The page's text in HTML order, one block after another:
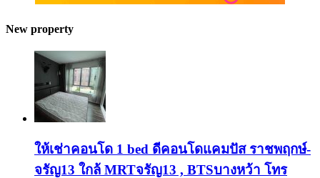
New property
ให้เช่าคอนโด 1 bed ดีคอนโดแคมปัส ราชพฤกษ์-
จรัญ13 ใกล้ MRTจรัญ13 , BTSบางหว้า โทร